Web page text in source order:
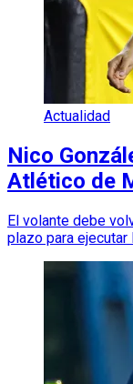
Actualidad
Nico
Atlético de
El volante debe
plazo para ejecutar